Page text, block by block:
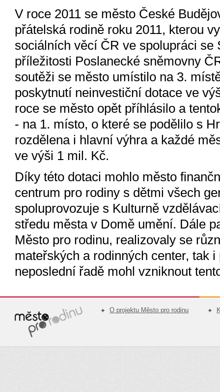
V roce 2011 se město České
přátelská rodině roku 2011, kterou
sociálních věcí ČR ve spolupráci se
příležitosti Poslanecké sněmovny
soutěži se město umístilo na 3.
poskytnutí neinvestiční dotace ve
roce se město opět příhlásilo a
- na 1. místo, o které se podělilo s
rozdělena i hlavní výhra a každé
ve výši 1 mil. Kč.
Díky této dotaci mohlo město
centrum pro rodiny s dětmi všech
spoluprovozuje s Kulturně
středu města v Domě umění. Dále
Město pro rodinu, realizovaly se
mateřských a rodinných center, tak
neposlední řadě mohl vzniknout
O projektu Město pro rodinu